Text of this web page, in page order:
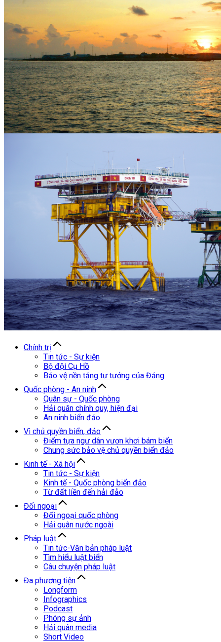
Chính trị
Tin tức - Sự kiện
Bộ đội Cụ Hồ
Bảo vệ nền tảng tư tưởng của Đảng
Quốc phòng - An ninh
Quân sự - Quốc phòng
Hải quân chính quy, hiện đại
An ninh biển đảo
Vì chủ quyền biển, đảo
Điểm tựa ngư dân vươn khơi bám biển
Chung sức bảo vệ chủ quyền biển đảo
Kinh tế - Xã hội
Tin tức - Sự kiện
Kinh tế - Quốc phòng biển đảo
Từ đất liền đến hải đảo
Đối ngoại
Đối ngoại quốc phòng
Hải quân nước ngoài
Pháp luật
Tin tức-Văn bản pháp luật
Tìm hiểu luật biển
Câu chuyện pháp luật
Đa phương tiện
Longform
Infographics
Podcast
Phóng sự ảnh
Hải quân media
Short Video